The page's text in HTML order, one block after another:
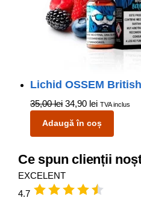
Lichid OSSEM
35,00lei 34,90 lei TVA inclus
Adaugă în coș
Ce spun clienții
EXCELENT
4.7